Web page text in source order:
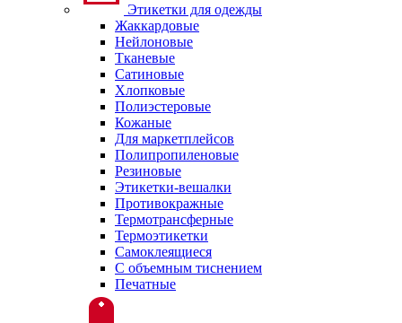
Этикетки для одежды
Жаккардовые
Нейлоновые
Тканевые
Сатиновые
Хлопковые
Полиэстеровые
Кожаные
Для маркетплейсов
Полипропиленовые
Резиновые
Этикетки-вешалки
Противокражные
Термотрансферные
Термоэтикетки
Самоклеящиеся
С объемным тиснением
Печатные